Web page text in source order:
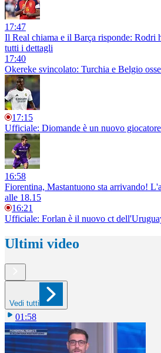
17:47
Il Real chiama e il Barça risponde: Rodri
tutti i dettagli
17:40
Okereke svincolato: Turchia e Belgio
17:15
Ufficiale: Diomande è un nuovo
16:58
Fiorentina, Mastantuono sta arrivando!
alle 18.15
16:21
Ufficiale: Forlan è il nuovo ct
Ultimi video
Vedi tutti
01:58